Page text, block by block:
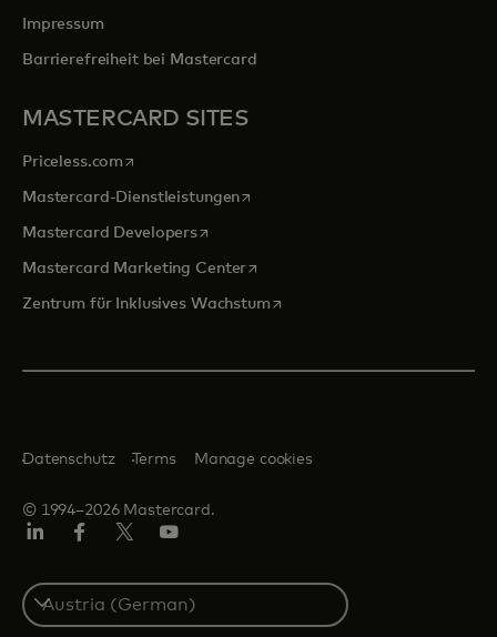
Impressum
Barrierefreiheit bei Mastercard
MASTERCARD SITES
Priceless.com wird in einer neuen Registerkarte geöffnet
Mastercard-Dienstleistungenwird in einer neuen Registerkarte
Mastercard Developerswird in einer neuen Registerkarte
Mastercard Marketing Centerwird in einer neuen
Zentrum für Inklusives Wachstumwird in einer neuen
© 1994–2026 Mastercard.
Datenschutz Terms Manage cookies
Select
a
country